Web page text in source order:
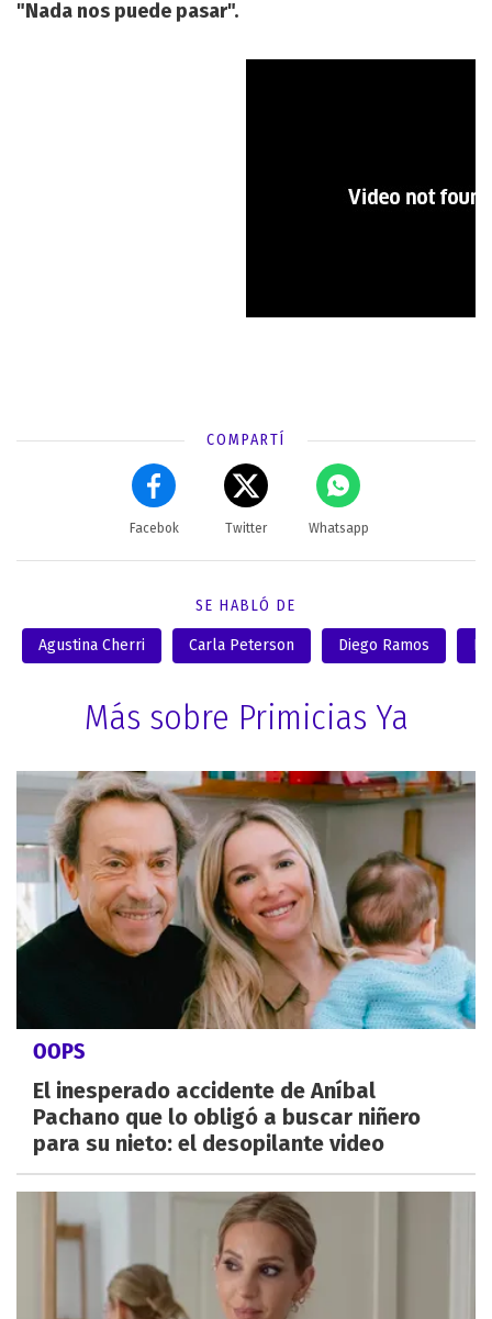
"Nada nos puede pasar".
COMPARTÍ
Facebok Twitter Whatsapp
SE HABLÓ DE
Agustina Cherri Carla Peterson Diego Ramos
Más sobre Primicias Ya
OOPS
El inesperado accidente de Aníbal
Pachano que lo obligó a buscar niñero
para su nieto: el desopilante video